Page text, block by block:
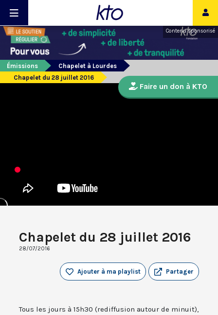
Contenu sponsorisé
Émissions
Chapelet à Lourdes
Chapelet du 28 juillet 2016
Chapelet du 28 juillet 2016
28/07/2016
Partager
Ajouter à ma playlist
Tous les jours à 15h30 (rediffusion autour de minuit),
Faire un don à KTO